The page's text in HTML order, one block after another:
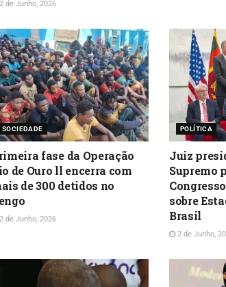
de Junho, 2026
SOCIEDADE
fase da Operação
de Ouro ll encerra com
de 300 detidos no
de Junho, 2026
POLÍTICA
Juiz
Supremo
sobre
Brasil
2 de Junho,